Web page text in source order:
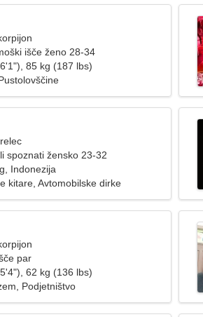
išče ženo 28-34
85 kg (187 lbs)
spoznati žensko 23-32
Indonezija
kitare, Avtomobilske dirke
par
62 kg (136 lbs)
Podjetništvo